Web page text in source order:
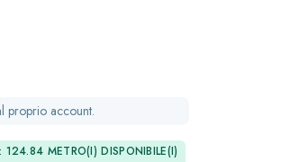
proprio account.
METRO(I) DISPONIBILE(I)